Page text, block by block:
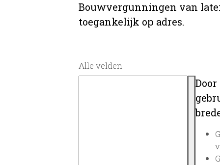
Bouwvergunningen van
toegankelijk op adres.
Alle velden